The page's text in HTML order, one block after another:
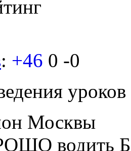
: +46 0 -0
уроков
Москвы
водить